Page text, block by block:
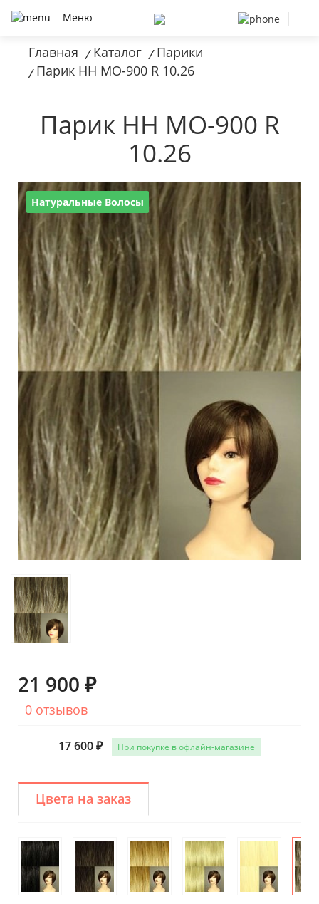
Меню
Главная / Каталог / Парики
/ Парик HH MO-900 R 10.26
Парик HH MO-900 R
10.26
Натуральные Волосы
21 900 ₽
0 отзывов
17 600 ₽ При покупке в офлайн-магазине
Цвета на заказ